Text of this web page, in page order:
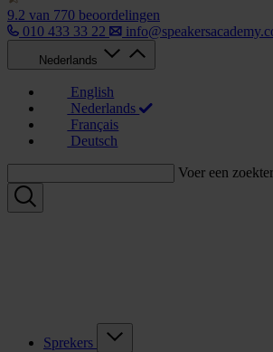
9.2 van 770 beoordelingen
010 433 33 22
Nederlands
English
Nederlands
Français
Deutsch
Voer een
Sprekers